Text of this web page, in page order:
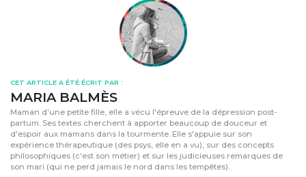
CET ARTICLE A ÉTÉ ÉCRIT PAR :
MARIA BALMÈS
Maman d’une petite fille, elle a vécu l'épreuve de la dépression post-
partum. Ses textes cherchent à apporter beaucoup de douceur et
d'espoir aux mamans dans la tourmente. Elle s'appuie sur son
expérience thérapeutique (des psys, elle en a vu), sur des concepts
philosophiques (c'est son métier) et sur les judicieuses remarques de
son mari (qui ne perd jamais le nord dans les tempêtes).